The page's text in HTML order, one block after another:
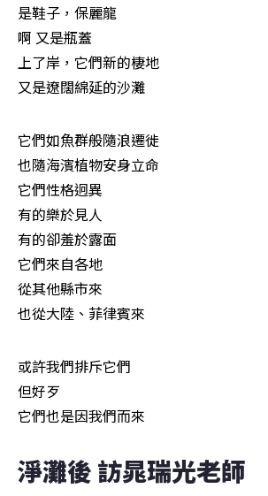
是鞋子，保麗龍
啊 又是瓶蓋
上了岸，它們新的棲地
又是遼闊綿延的沙灘
它們如魚群般隨浪遷徙
也隨海濱植物安身立命
它們性格迥異
有的樂於見人
有的卻羞於露面
它們來自各地
從其他縣市來
也從大陸、菲律賓來
或許我們排斥它們
但好歹
它們也是因我們而來
淨灘後 訪晁瑞光老師